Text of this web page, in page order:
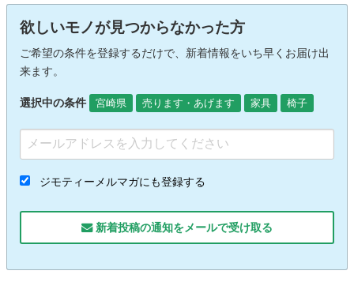
欲しいモノが見つからなかった方
ご希望の条件を登録するだけで、新着情報をいち早くお届け出
来ます。
選択中の条件 宮崎県 売ります・あげます 家具 椅子
ジモティーメルマガにも登録する
新着投稿の通知をメールで受け取る